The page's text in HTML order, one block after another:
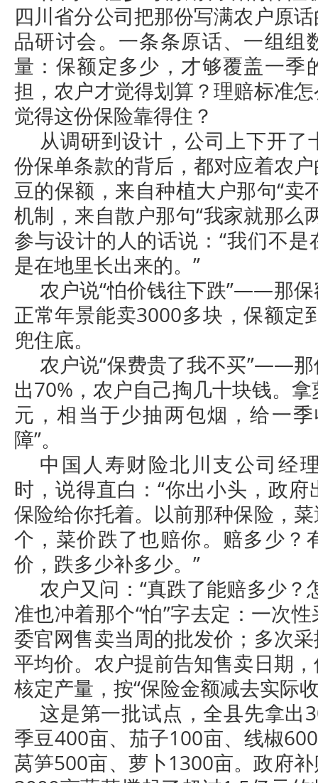
四川省分公司把那份写满农户原
品研讨会。一条条原话、一组组
量：保额定多少，才够覆盖一季
担，农户才觉得划算？理赔标准
觉得这份保险靠得住？
从调研到设计，公司上下开了
份保单条款的背后，都对应着农
豆的保额，来自种植大户那句“卖
机制，来自散户那句“我家就那么
参与设计的人的话说：“我们不
是在地里长出来的。”
农户说“怕价钱往下跌”——那
正常年景能卖3000多块，保额定
兜住底。
农户说“保费贵了我不买”——
出70%，农户自己掏几十块钱。
元，相当于少抽两包烟，给一
障”。
中国人寿财险北川支公司经
时，说得直白：“你出小头，政
保险给你托着。以前那种保险，
个，菜价跌了也赔你。赔多少？
价，跌多少补多少。”
农户又问：“真跌了能赔多少
准也冲着那个“怕”字去定：一次
委官网售卖当周的批发价；多次
平均价。农户提前告知售卖日期
核定产量，按“保险金额减去实际
这是第一批试点，全县先拿
季豆400亩、茄子100亩、线椒
莴笋500亩、萝卜1300亩。政府